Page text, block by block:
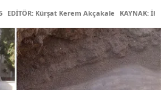
EDİTÖR: Kürşat Kerem Akçakale KAYNAK: